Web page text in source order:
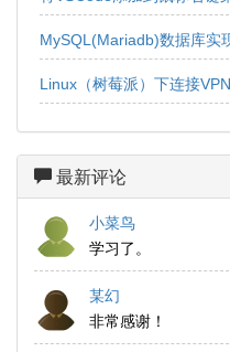
Linux（树莓派）下连接
最新评论
小菜鸟
学习了。
某幻
非常感谢！